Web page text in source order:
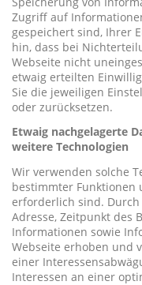
Zugriff auf
gespeichert sind, Ihrer
hin, dass bei
Webseite nicht
etwaig erteilten
Sie die jeweiligen
oder zurücksetzen.
Etwaig nachgelagerte
weitere Technologien
Wir verwenden solche
bestimmter Funktionen
erforderlich sind. Durch
Adresse, Zeitpunkt des
Informationen sowie
Webseite erhoben und
einer
Interessen an einer